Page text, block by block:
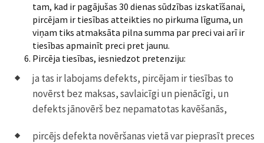
tam, kad ir pagājušas 30 dienas sūdzības izskatīšanai,
pircējam ir tiesības atteikties no pirkuma līguma, un
viņam tiks atmaksāta pilna summa par preci vai arī ir
tiesības apmainīt preci pret jaunu.
Pircēja tiesības, iesniedzot pretenziju:
ja tas ir labojams defekts, pircējam ir tiesības to
novērst bez maksas, savlaicīgi un pienācīgi, un
defekts jānovērš bez nepamatotas kavēšanās,
pircējs defekta novēršanas vietā var pieprasīt preces